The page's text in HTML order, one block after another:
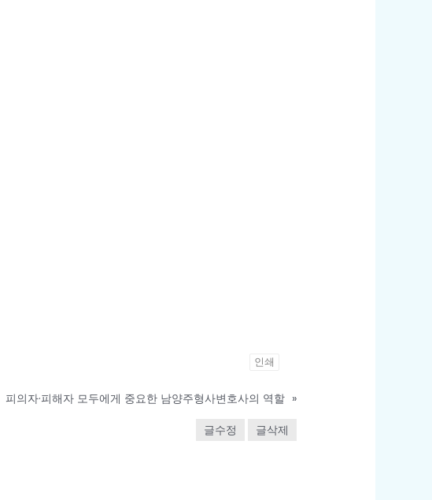
인쇄
피의자·피해자 모두에게 중요한 남양주형사변호사의 역할 »
글수정 글삭제